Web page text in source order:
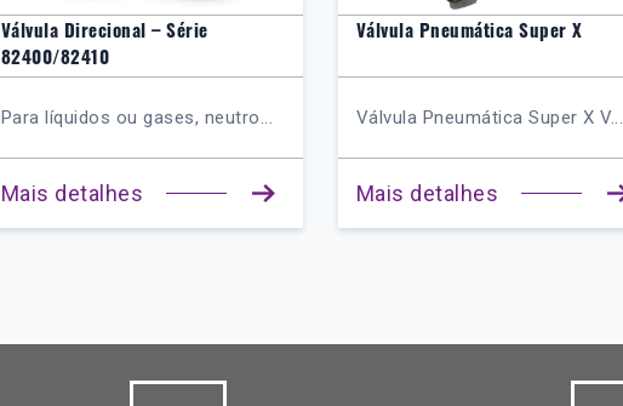
Válvula Direcional – Série
82400/82410
Para líquidos ou gases, neutro...
Mais detalhes
Válvula Pneumática Super X
Válvula Pneumática Super X V...
Mais detalhes